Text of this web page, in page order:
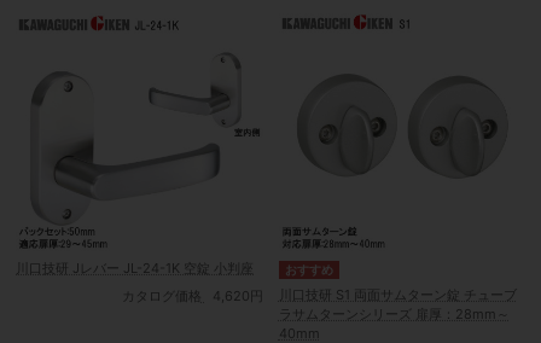
川口技研 Jレバー JL-24-1K 空錠 小判座
カタログ価格
4,620円
川口技研 S1 両面サムターン錠 チューブ
ラサムターンシリーズ 扉厚：28mm～
40mm